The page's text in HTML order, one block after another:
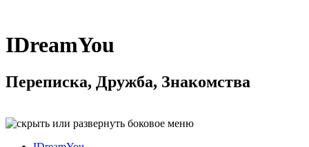
IDreamYou
Переписка, Дружба, Знакомства